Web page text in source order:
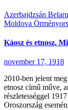
Azerbajdzsán
Moldova
Káosz és etnosz.
november 17, 1918
2010-ben jelent
etnosz című műve,
részletességgel
Oroszország